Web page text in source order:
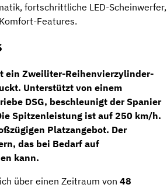
fortschrittliche LED-Scheinwerfer,
Features.
ein Zweiliter-Reihenvierzylinder-
Unterstützt von einem
DSG, beschleunigt der Spanier
Spitzenleistung ist auf 250 km/h.
Platzangebot. Der
das bei Bedarf auf
kann.
über einen Zeitraum von 48